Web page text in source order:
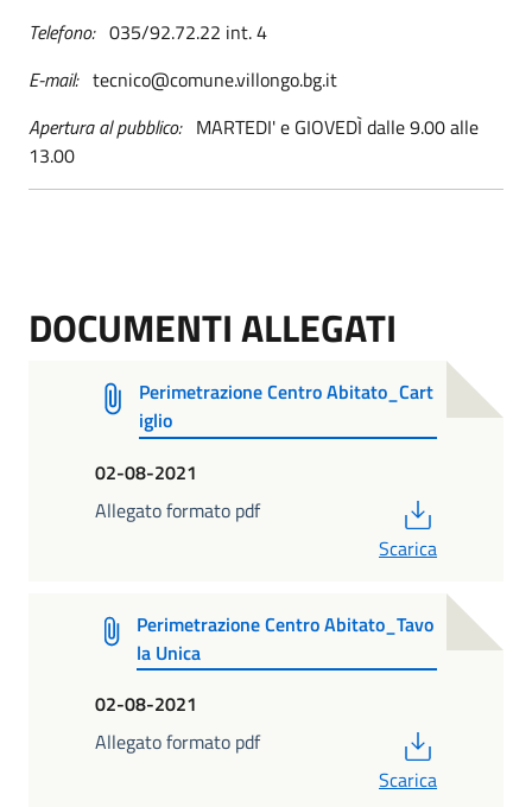
Telefono:035/92.72.22 int. 4
E-mail:tecnico@comune.villongo.bg.it
Apertura al pubblico:MARTEDI' e GIOVEDÌ dalle 9.00 alle
13.00
DOCUMENTI ALLEGATI
Perimetrazione Centro Abitato_Cart
iglio
02-08-2021
Allegato formato pdf
Scarica
Perimetrazione Centro Abitato_Tavo
la Unica
02-08-2021
Allegato formato pdf
Scarica